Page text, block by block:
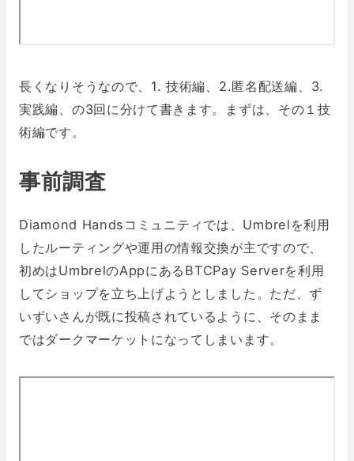
長くなりそうなので、1. 技術編、2.匿名配送編、3.
実践編、の3回に分けて書きます。まずは、その１技
術編です。
事前調査
Diamond Handsコミュニティでは、Umbrelを利用
したルーティングや運用の情報交換が主ですので、
初めはUmbrelのAppにあるBTCPay Serverを利用
してショップを立ち上げようとしました。ただ、ず
いずいさんが既に投稿されているように、そのまま
ではダークマーケットになってしまいます。